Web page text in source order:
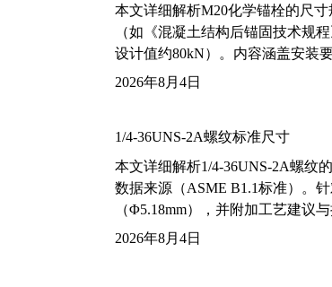
本文详细解析M20化学锚栓的尺
（如《混凝土结构后锚固技术规
设计值约80kN）。内容涵盖安装
2026年8月4日
1/4-36UNS-2A螺纹标准尺寸
本文详细解析1/4-36UNS-2A螺纹
数据来源（ASME B1.1标准）。
（Φ5.18mm），并附加工艺建议与
2026年8月4日